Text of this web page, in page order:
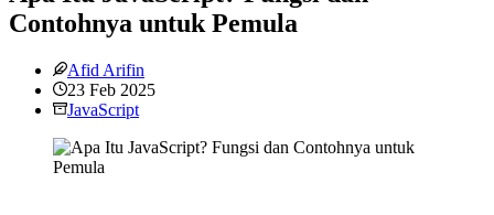
Contohnya untuk Pemula
Afid Arifin
23 Feb 2025
JavaScript